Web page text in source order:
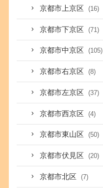
京都市上京区 (16)
京都市下京区 (71)
京都市中京区 (105)
京都市右京区 (8)
京都市左京区 (37)
京都市西京区 (4)
京都市東山区 (50)
京都市伏見区 (20)
京都市北区 (7)